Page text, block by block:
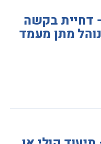
דחיית בקשה
מתן מעמד